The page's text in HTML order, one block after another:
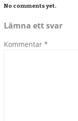
No comments yet.
Lämna ett svar
Kommentar *